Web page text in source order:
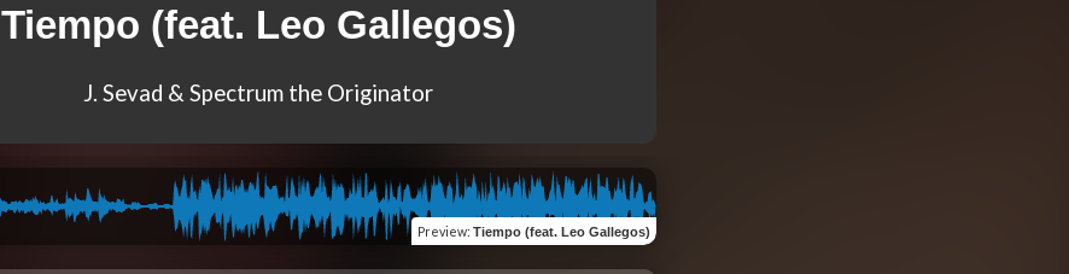
Tiempo (feat. Leo Gallegos)
J. Sevad & Spectrum the Originator
Preview: Tiempo (feat. Leo Gallegos)